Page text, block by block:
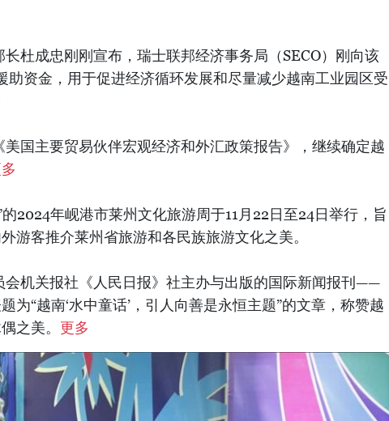
长杜成忠刚刚宣布，瑞士联邦经济事务局（SECO）刚向该
助资金，用于促进经济循环发展和尽量减少越南工业园区受
美国主要贸易伙伴宏观经济和外汇政策报告》，继续确定越
的2024年岘港市莱州文化旅游周于11月22日至24日举行，旨
游客推介莱州省旅游和各民族旅游文化之美。
会机关报社《人民日报》社主办与出版的国际新闻报刊——
为“越南‘水中童话’，引人向善是永恒主题”的文章，称赞越
之美。 更多